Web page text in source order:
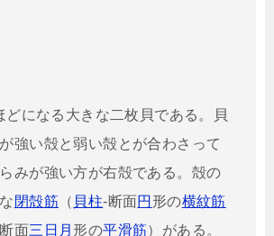
どになる大きな二枚貝である。貝
強い殻と弱い殻とが合わさって
みが強い方が右殻である。殻の
閉殻筋 （ 貝柱-断面円 形の横紋筋
面三日月 形の平滑筋）がある。